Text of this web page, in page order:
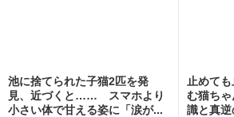
池に捨てられた子猫2匹を発
見、近づくと…… スマホより
小さい体で甘える姿に「涙が...
止めて
む猫ち
識と真